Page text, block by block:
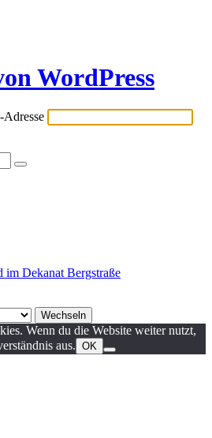
WordPress
Dekanat Bergstraße
Wenn du die Website weiter nutzt,
aus. OK